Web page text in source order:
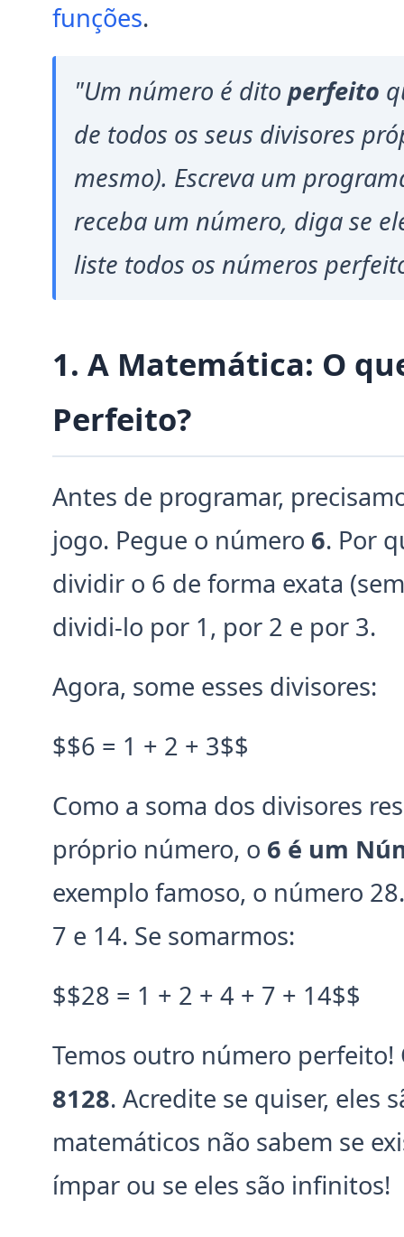
funções.
"Um número é dito perfeito
de todos os seus divisores
mesmo). Escreva um
receba um número, diga se
liste todos os números
1. A Matemática: O
Perfeito?
Antes de programar,
jogo. Pegue o número 6. Por
dividir o 6 de forma exata
dividi-lo por 1, por 2 e por 3.
Agora, some esses divisores:
$$6 = 1 + 2 + 3$$
Como a soma dos divisores
próprio número, o 6 é um
exemplo famoso, o número
7 e 14. Se somarmos:
$$28 = 1 + 2 + 4 + 7 + 14$$
Temos outro número
8128. Acredite se quiser, eles
matemáticos não sabem se
ímpar ou se eles são infinitos!